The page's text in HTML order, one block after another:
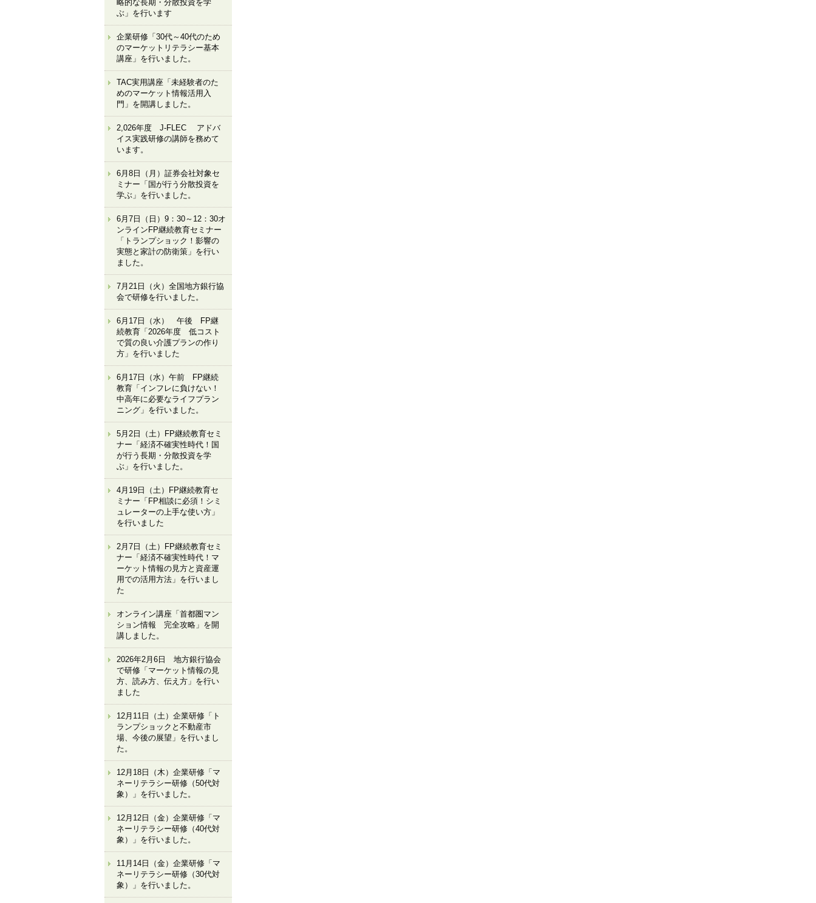
略的な長期・分散投資を学
ぶ」を行います
企業研修「30代～40代のため
のマーケットリテラシー基本
講座」を行いました。
TAC実用講座「未経験者のた
めのマーケット情報活用入
門」を開講しました。
2,026年度 J-FLEC アドバ
イス実践研修の講師を務めて
います。
6月8日（月）証券会社対象セ
ミナー「国が行う分散投資を
学ぶ」を行いました。
6月7日（日）9：30～12：30オ
ンラインFP継続教育セミナー
「トランプショック！影響の
実態と家計の防衛策」を行い
ました。
7月21日（火）全国地方銀行協
会で研修を行いました。
6月17日（水） 午後 FP継
続教育「2026年度 低コスト
で質の良い介護プランの作り
方」を行いました
6月17日（水）午前 FP継続
教育「インフレに負けない！
中高年に必要なライフプラン
ニング」を行いました。
5月2日（土）FP継続教育セミ
ナー「経済不確実性時代！国
が行う長期・分散投資を学
ぶ」を行いました。
4月19日（土）FP継続教育セ
ミナー「FP相談に必須！シミ
ュレーターの上手な使い方」
を行いました
2月7日（土）FP継続教育セミ
ナー「経済不確実性時代！マ
ーケット情報の見方と資産運
用での活用方法」を行いまし
た
オンライン講座「首都圏マン
ション情報 完全攻略」を開
講しました。
2026年2月6日 地方銀行協会
で研修「マーケット情報の見
方、読み方、伝え方」を行い
ました
12月11日（土）企業研修「ト
ランプショックと不動産市
場、今後の展望」を行いまし
た。
12月18日（木）企業研修「マ
ネーリテラシー研修（50代対
象）」を行いました。
12月12日（金）企業研修「マ
ネーリテラシー研修（40代対
象）」を行いました。
11月14日（金）企業研修「マ
ネーリテラシー研修（30代対
象）」を行いました。